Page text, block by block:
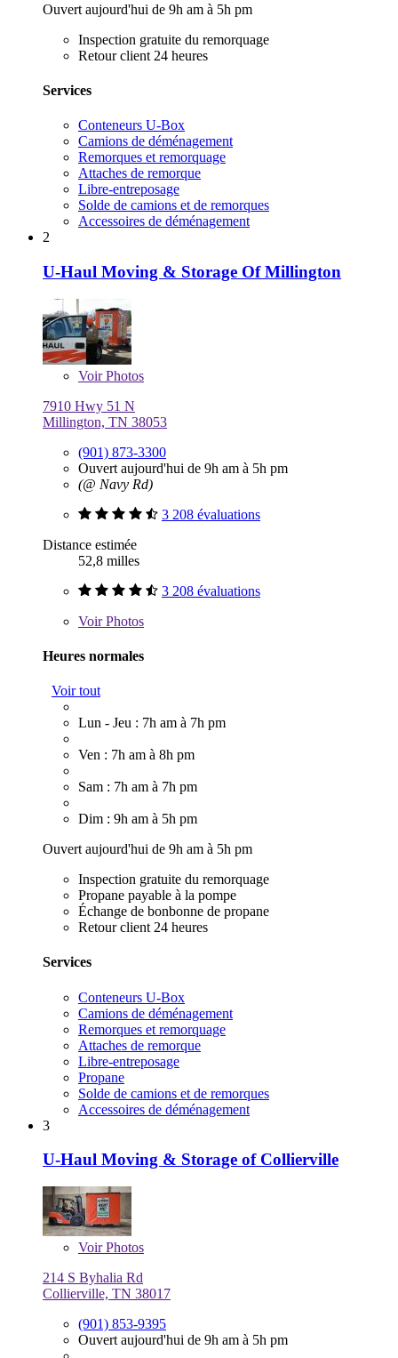
Ouvert aujourd'hui de 9h am à 5h pm
Inspection gratuite du remorquage
Retour client 24 heures
Services
Conteneurs U-Box
Camions de déménagement
Remorques et remorquage
Attaches de remorque
Libre-entreposage
Solde de camions et de remorques
Accessoires de déménagement
2
U-Haul Moving & Storage Of Millington
VoirPhotos
7910 Hwy 51 N
Millington, TN 38053
(901) 873-3300
Ouvert aujourd'hui de 9h am à 5h pm
(@ Navy Rd)
3 208 évaluations
Distance estimée
52,8 milles
3 208 évaluations
VoirPhotos
Heures normales
Voir tout
Lun - Jeu : 7h am à 7h pm
Ven : 7h am à 8h pm
Sam : 7h am à 7h pm
Dim : 9h am à 5h pm
Ouvert aujourd'hui de 9h am à 5h pm
Inspection gratuite du remorquage
Propane payable à la pompe
Échange de bonbonne de propane
Retour client 24 heures
Services
Conteneurs U-Box
Camions de déménagement
Remorques et remorquage
Attaches de remorque
Libre-entreposage
Propane
Solde de camions et de remorques
Accessoires de déménagement
3
U-Haul Moving & Storage of Collierville
VoirPhotos
214 S Byhalia Rd
Collierville, TN 38017
(901) 853-9395
Ouvert aujourd'hui de 9h am à 5h pm